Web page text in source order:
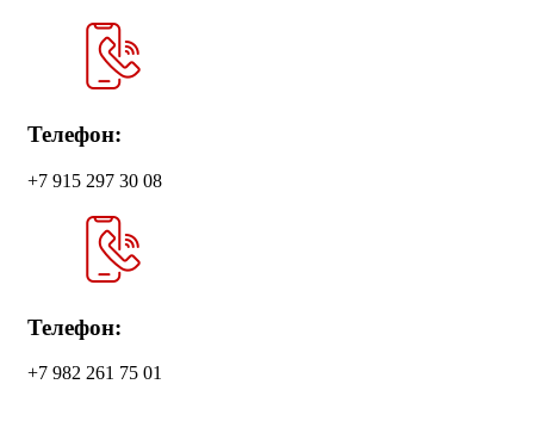
Телефон:
+7 915 297 30 08
Телефон:
+7 982 261 75 01